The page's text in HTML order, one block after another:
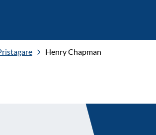
Henry Chapman